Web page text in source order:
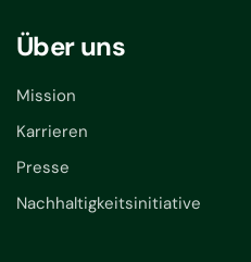
Über uns
Mission
Karrieren
Presse
Nachhaltigkeitsinitiative